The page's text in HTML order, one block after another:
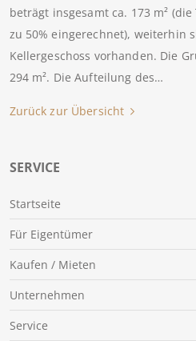
SERVICE
Für Eigentümer
Kaufen / Mieten
Unternehmen
Service
beträgt insgesamt ca. 173 m²
zu 50% eingerechnet), weiterhin
Kellergeschoss vorhanden. Die
294 m². Die Aufteilung des…
Zurück zur Übersicht